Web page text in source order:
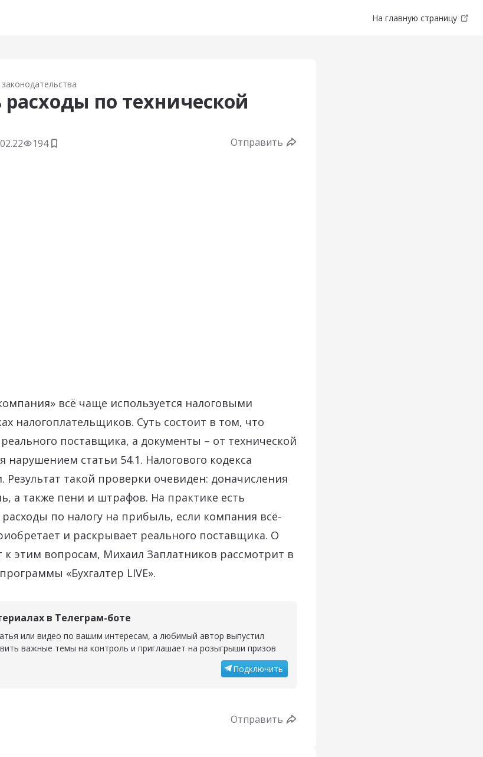
На главную страницу
расходы по технической
194 Добавить в закладки
Отправить
всё чаще используется налоговыми
налогоплательщиков. Суть состоит в том, что
поставщика, а документы – от технической
нарушением статьи 54.1. Налогового кодекса
Результат такой проверки очевиден: доначисления
а также пени и штрафов. На практике есть
по налогу на прибыль, если компания всё-
и раскрывает реального поставщика. О
к этим вопросам, Михаил Заплатников рассмотрит в
«Бухгалтер LIVE».
в Телеграм-боте
или видео по вашим интересам, а любимый автор выпустил
важные темы на контроль и приглашает на розыгрыши призов
Подключить
Отправить